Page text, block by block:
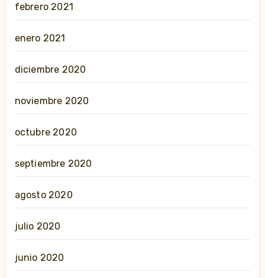
febrero 2021
enero 2021
diciembre 2020
noviembre 2020
octubre 2020
septiembre 2020
agosto 2020
julio 2020
junio 2020